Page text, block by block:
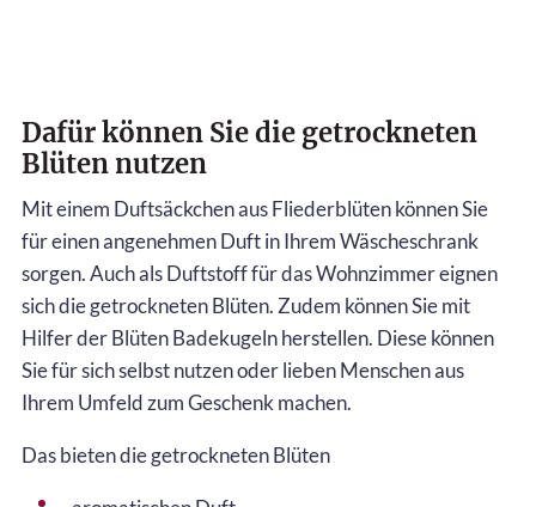
Dafür können Sie die getrockneten
Blüten nutzen
Mit einem Duftsäckchen aus Fliederblüten können Sie
für einen angenehmen Duft in Ihrem Wäscheschrank
sorgen. Auch als Duftstoff für das Wohnzimmer eignen
sich die getrockneten Blüten. Zudem können Sie mit
Hilfer der Blüten Badekugeln herstellen. Diese können
Sie für sich selbst nutzen oder lieben Menschen aus
Ihrem Umfeld zum Geschenk machen.
Das bieten die getrockneten Blüten